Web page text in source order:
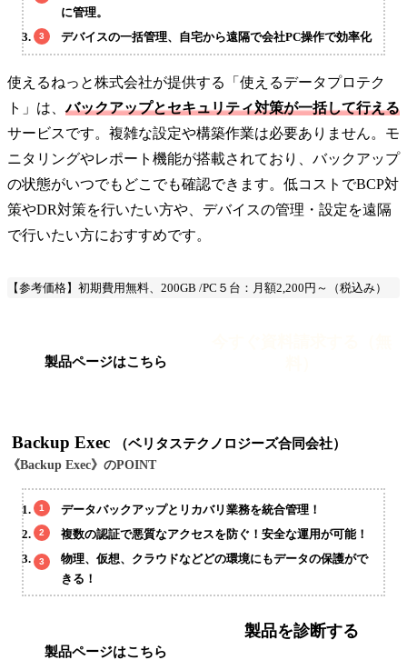
に管理。
デバイスの一括管理、自宅から遠隔で会社PC操作で効率化
使えるねっと株式会社が提供する「使えるデータプロテク
ト」は、バックアップとセキュリティ対策が一括して行える
サービスです。複雑な設定や構築作業は必要ありません。モ
ニタリングやレポート機能が搭載されており、バックアップ
の状態がいつでもどこでも確認できます。低コストでBCP対
策やDR対策を行いたい方や、デバイスの管理・設定を遠隔
で行いたい方におすすめです。
【参考価格】初期費用無料、200GB /PC５台：月額2,200円～（税込み）
製品ページはこちら
Backup Exec （ベリタステクノロジーズ合同会社）
《Backup Exec》のPOINT
データバックアップとリカバリ業務を統合管理！
複数の認証で悪質なアクセスを防ぐ！安全な運用が可能！
物理、仮想、クラウドなどどの環境にもデータの保護がで
きる！
製品ページはこちら
製品を診断する